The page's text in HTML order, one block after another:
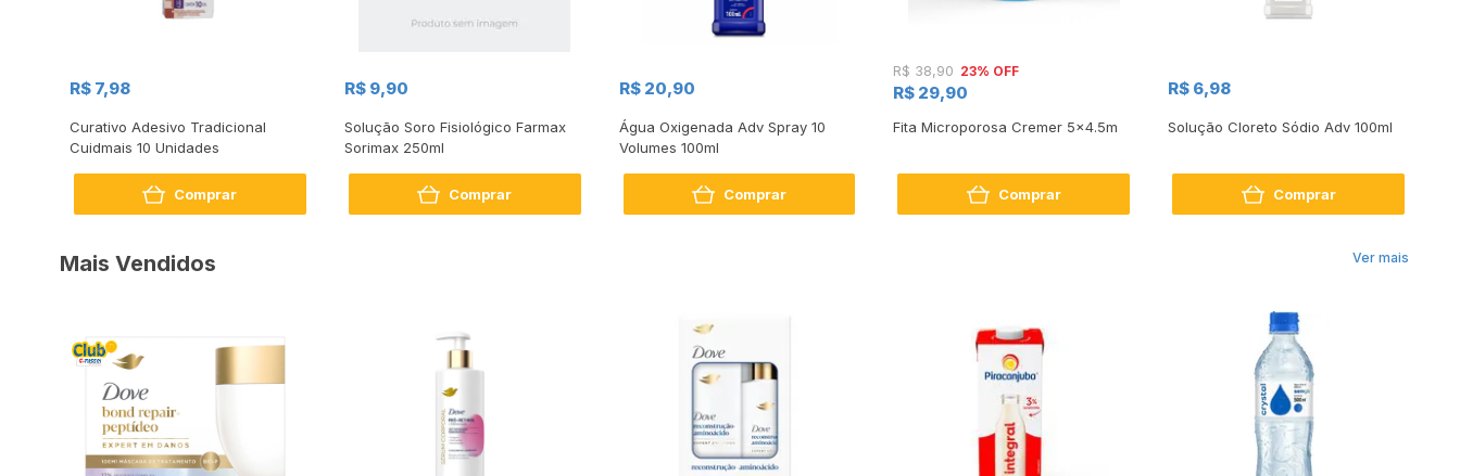
R$ 7,98
Curativo Adesivo Tradicional
Cuidmais 10 Unidades
Comprar
R$ 9,90
Solução Soro Fisiológico Farmax
Sorimax 250ml
Comprar
R$ 20,90
Água Oxigenada Adv Spray 10
Volumes 100ml
Comprar
R$ 38,90 23% OFF
R$ 29,90
Fita Microporosa Cremer 5x4.5m
Comprar
R$ 6,98
Solução Cloreto Sódio Adv 100ml
Comprar
Ver mais
Mais Vendidos